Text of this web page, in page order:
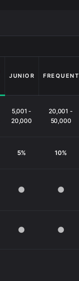
JUNIOR FREQUENT
5,001 -
20,000
20,001 -
50,000
5% 10%
● ●
● ●